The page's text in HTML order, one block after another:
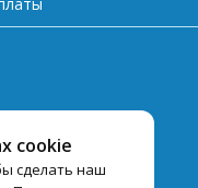
cookie
сделать наш